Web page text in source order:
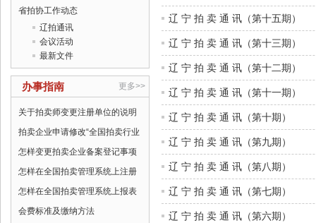
省拍协工作动态
辽拍通讯
会议活动
最新文件
更多>>
办事指南
关于拍卖师变更注册单位的说明
拍卖企业申请修改“全国拍卖行业
怎样变更拍卖企业备案登记事项
怎样在全国拍卖管理系统上注册
怎样在全国拍卖管理系统上报表
会费标准及缴纳方法
辽 宁 拍 卖 通 讯（第十五期）
辽 宁 拍 卖 通 讯（第十三期）
辽 宁 拍 卖 通 讯（第十二期）
辽 宁 拍 卖 通 讯（第十一期）
辽 宁 拍 卖 通 讯（第十期）
辽 宁 拍 卖 通 讯（第九期）
辽 宁 拍 卖 通 讯（第八期）
辽 宁 拍 卖 通 讯（第七期）
辽 宁 拍 卖 通 讯（第六期）